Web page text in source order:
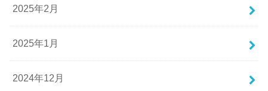
2025年2月
2025年1月
2024年12月